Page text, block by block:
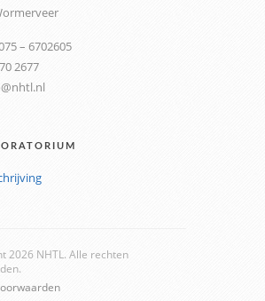
– 6702605
2677
2026 NHTL. Alle rechten